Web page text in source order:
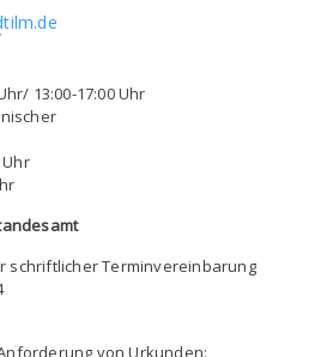
13:00-17:00 Uhr
schriftlicher Terminvereinbarung
von Urkunden: